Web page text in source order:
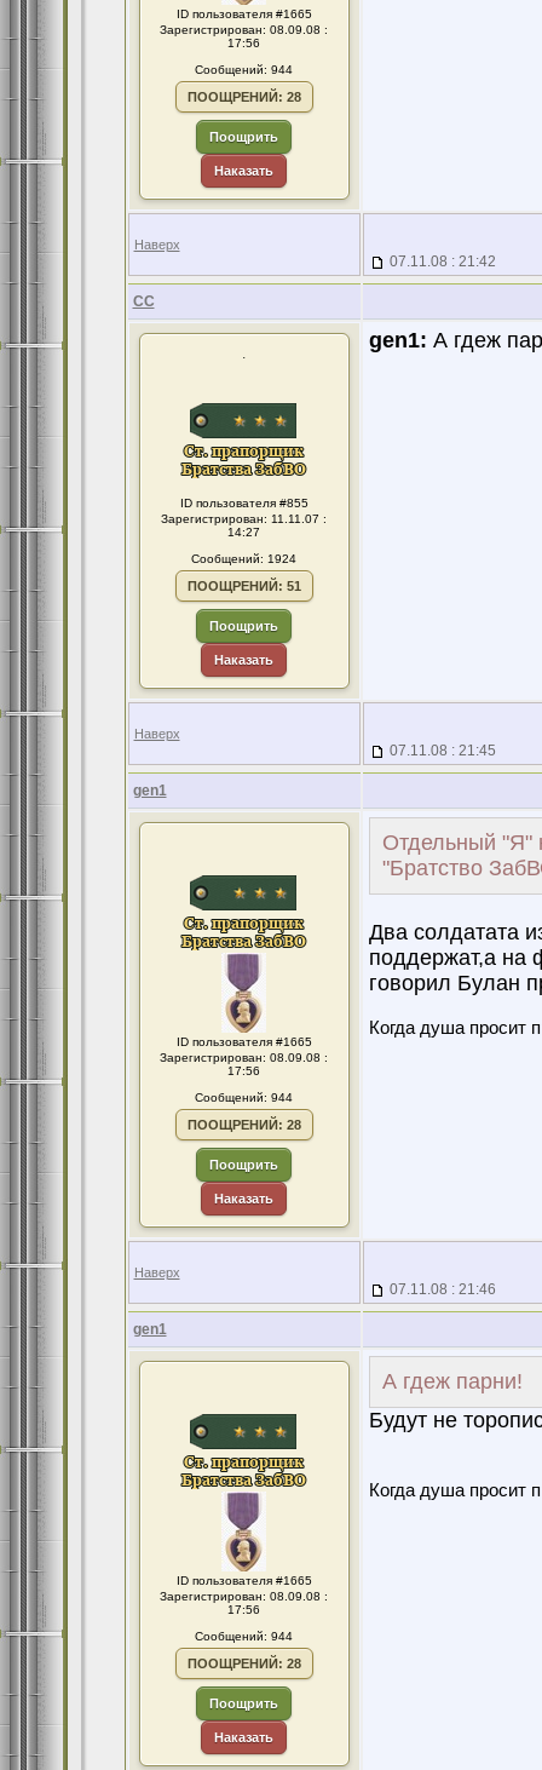
ID пользователя #1665
Зарегистрирован: 08.09.08 :
17:56
Сообщений: 944
ПООЩРЕНИЙ: 28
Поощрить
Наказать
Наверх
07.11.08 : 21:42
CC
.
ID пользователя #855
Зарегистрирован: 11.11.07 :
14:27
Сообщений: 1924
ПООЩРЕНИЙ: 51
Поощрить
Наказать
gen1: А гдеж
Наверх
07.11.08 : 21:45
gen1
ID пользователя #1665
Зарегистрирован: 08.09.08 :
17:56
Сообщений: 944
ПООЩРЕНИЙ: 28
Поощрить
Наказать
Отдельный "Я"
"Братство
Два солдатата
поддержат,а на
говорил Булан
Когда душа просит
Наверх
07.11.08 : 21:46
gen1
ID пользователя #1665
Зарегистрирован: 08.09.08 :
17:56
Сообщений: 944
ПООЩРЕНИЙ: 28
Поощрить
Наказать
А гдеж парни!
Будут не
Когда душа просит